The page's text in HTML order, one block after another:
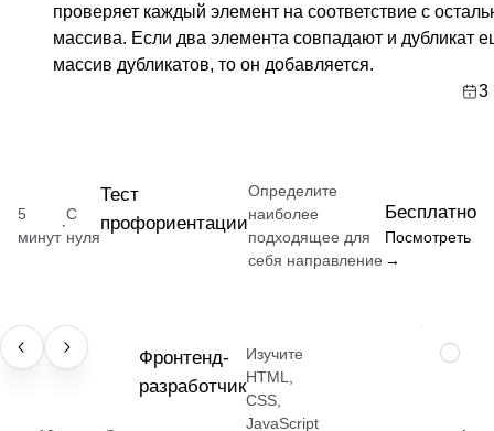
проверяет каждый элемент на соответствие с
массива. Если два элемента совпадают и дубликат
массив дубликатов, то он добавляется.
3
5
минут
·
С
нуля
Тест
профориентации
Определите
наиболее
подходящее для
себя направление
Бесплатно
Посмотреть
→
ПРОФЕССИЯ
Фронтенд-
разработчик
Изучите
HTML,
CSS,
JavaScript
НАВЫК